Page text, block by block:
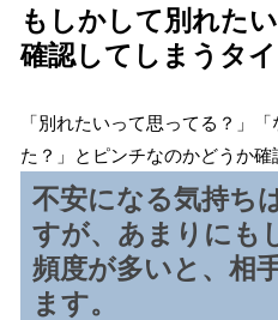
もしかして別れた
確認してしまうタ
「別れたいって思ってる？」
た？」とピンチなのかどうか確
不安になる気持ち
すが、あまりにも
頻度が多いと、相
ます。